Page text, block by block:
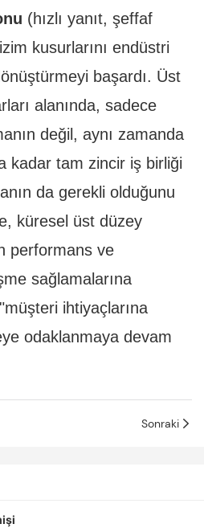
(hızlı yanıt, şeffaf
kusurlarını endüstri
başardı. Üst
alanında, sadece
değil, aynı zamanda
kadar tam zincir iş birliği
da gerekli olduğunu
küresel üst düzey
performans ve
sağlamalarına
ihtiyaçlarına
odaklanmaya devam
Sonraki